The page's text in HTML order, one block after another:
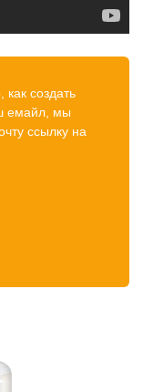
создать
емайл, мы
ссылку на